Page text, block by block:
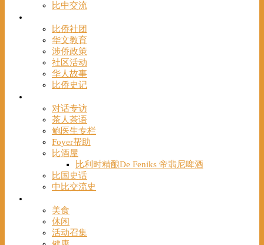
比中交流
比侨社团
华文教育
涉侨政策
社区活动
华人故事
比侨史记
对话专访
茶人茶语
鲍医生专栏
Foyer帮助
比酒屋
比利时精酿De Feniks 帝翡尼啤酒
比国史话
中比交流史
美食
休闲
活动召集